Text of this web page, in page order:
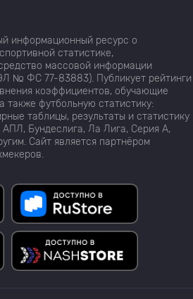
информационный ресурс о
статистике,
массовой информации
№ ФС 77-83883). Публикует рейтинги
коэффициентов, обучающие
также футбольную статистику:
таблицы, результаты и статистику
Бундеслига, Ла Лига, Серия А,
Сайт является партнёром